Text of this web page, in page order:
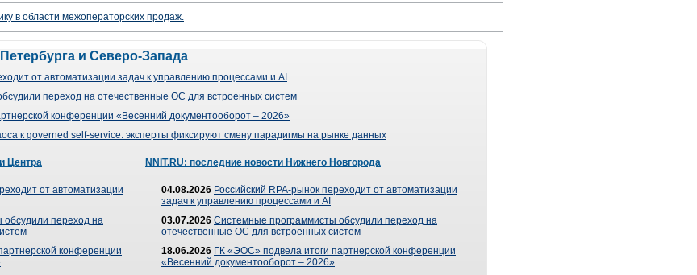
в области межоператорских продаж.
и Северо-Запада
от автоматизации задач к управлению процессами и AI
переход на отечественные ОС для встроенных систем
конференции «Весенний документооборот – 2026»
к governed self-service: эксперты фиксируют смену парадигмы на рынке данных
Центра
от автоматизации
переход на
конференции
NNIT.RU: последние новости Нижнего Новгорода
04.08.2026 Российский RPA-рынок переходит от автоматизации
задач к управлению процессами и AI
03.07.2026 Системные программисты обсудили переход на
отечественные ОС для встроенных систем
18.06.2026 ГК «ЭОС» подвела итоги партнерской конференции
«Весенний документооборот – 2026»